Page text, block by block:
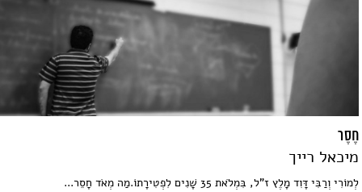
חֶסֶר
מיכאל רייך
לְמוֹרִי וְרַבִּי דָּוִד מָלֶץ ז"ל, בִּמְלֹאת 35 שָׁנִים לִפְטִירָתוֹ.מַה מְאֹד חָסֵר...